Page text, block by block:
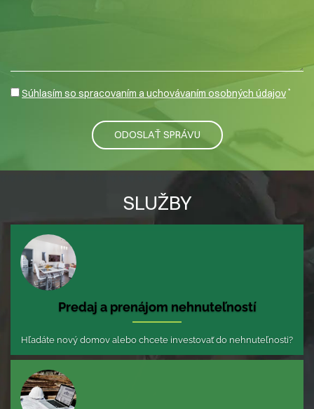
Súhlasím so spracovaním a uchovávaním osobných údajov *
ODOSLAŤ SPRÁVU
SLUŽBY
Predaj a prenájom nehnuteľností
Hľadáte nový domov alebo chcete investovať do nehnuteľnosti?